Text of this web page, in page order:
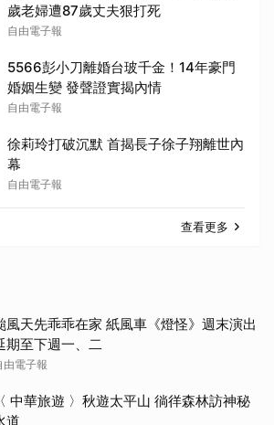
歲老婦遭87歲丈夫狠打死
自由電子報
5566彭小刀離婚台玻千金！14年豪門
婚姻生變 發聲證實揭內情
自由電子報
徐莉玲打破沉默 首揭長子徐子翔離世內
幕
自由電子報
查看更多
風天先乖乖在家 紙風車《燈怪》週末演出
期至下週一、二
由電子報
〈 中華旅遊 〉秋遊太平山 徜徉森林訪神秘
道